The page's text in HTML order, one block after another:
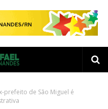
prefeito de São Miguel é